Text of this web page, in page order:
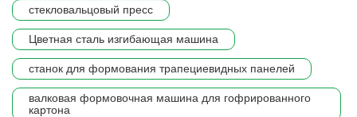
стекловальцовый пресс
Цветная сталь изгибающая машина
станок для формования трапециевидных панелей
валковая формовочная машина для гофрированного
картона